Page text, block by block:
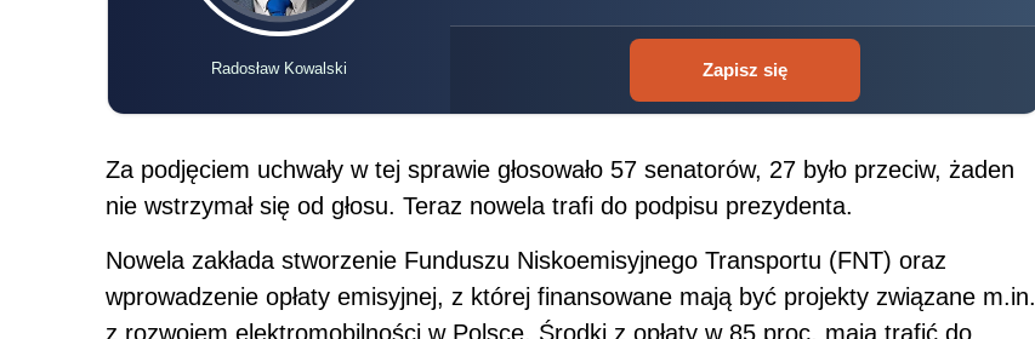
Radosław Kowalski Zapisz się
Za podjęciem uchwały w tej sprawie głosowało 57 senatorów, 27 było przeciw, żaden
nie wstrzymał się od głosu. Teraz nowela trafi do podpisu prezydenta.
Nowela zakłada stworzenie Funduszu Niskoemisyjnego Transportu (FNT) oraz
wprowadzenie opłaty emisyjnej, z której finansowane mają być projekty związane m.in.
z rozwojem elektromobilności w Polsce. Środki z opłaty w 85 proc. mają trafić do